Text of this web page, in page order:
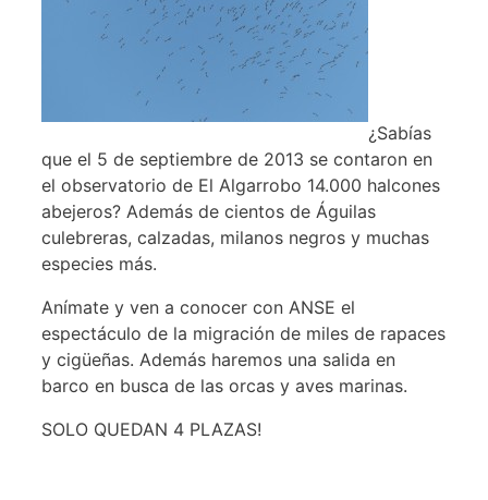
¿Sabías
que el 5 de septiembre de 2013 se contaron en
el observatorio de El Algarrobo 14.000 halcones
abejeros? Además de cientos de Águilas
culebreras, calzadas, milanos negros y muchas
especies más.
Anímate y ven a conocer con ANSE el
espectáculo de la migración de miles de rapaces
y cigüeñas. Además haremos una salida en
barco en busca de las orcas y aves marinas.
SOLO QUEDAN 4 PLAZAS!